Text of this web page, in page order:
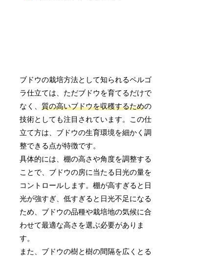
ブドウの栽培方法として知られるペルゴ
ラ仕立ては、ただブドウを育てるだけで
なく、質の高いブドウを収穫するための
技術としても注目されています。この仕
立て方は、ブドウの生育環境を細かく調
整できる点が特徴です。
具体的には、棚の高さや角度を調整する
ことで、ブドウの房に当たる日光の量を
コントロールします。棚が高すぎると日
光が強すぎ、低すぎると日光不足になる
ため、ブドウの品種や栽培地の気候に合
わせて最適な高さを選ぶ必要がありま
す。
また、ブドウの樹と樹の間隔を広くとる